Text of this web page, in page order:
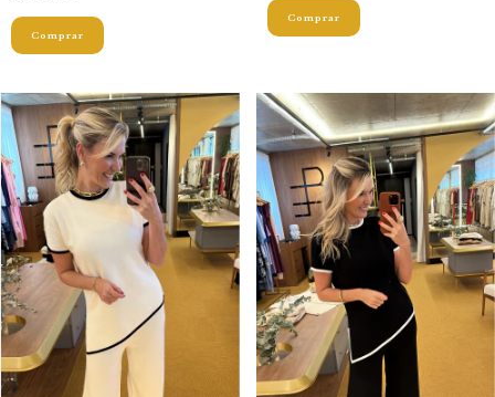
Comprar
Comprar